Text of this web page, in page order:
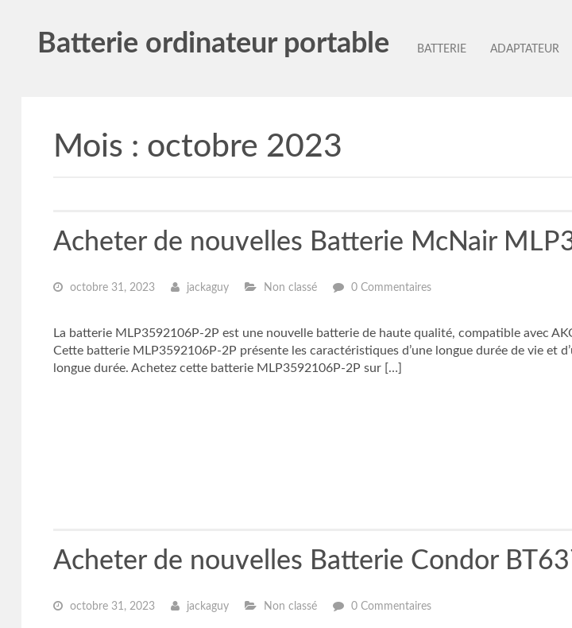
Batterie ordinateur portable BATTERIE ADAPTATEUR
Mois : octobre 2023
Acheter de nouvelles Batterie McNair
octobre 31, 2023 jackaguy Non classé 0 Commentaires
La batterie MLP3592106P-2P est une nouvelle batterie de haute qualité, compatible avec
Cette batterie MLP3592106P-2P présente les caractéristiques d’une longue durée de vie et
longue durée. Achetez cette batterie MLP3592106P-2P sur […]
Acheter de nouvelles Batterie Condor
octobre 31, 2023 jackaguy Non classé 0 Commentaires